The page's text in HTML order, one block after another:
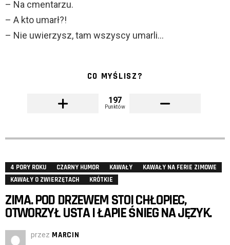
– Na cmentarzu.
– A kto umarł?!
– Nie uwierzysz, tam wszyscy umarli…
CO MYŚLISZ?
197
Punktów
4 PORY ROKU CZARNY HUMOR KAWAŁY
KAWAŁY NA FERIE ZIMOWE
KAWAŁY O ZWIERZĘTACH
KRÓTKIE
ZIMA. POD DRZEWEM STOI CHŁOPIEC,
OTWORZYŁ USTA I ŁAPIE ŚNIEG NA JĘZYK.
przez MARCIN